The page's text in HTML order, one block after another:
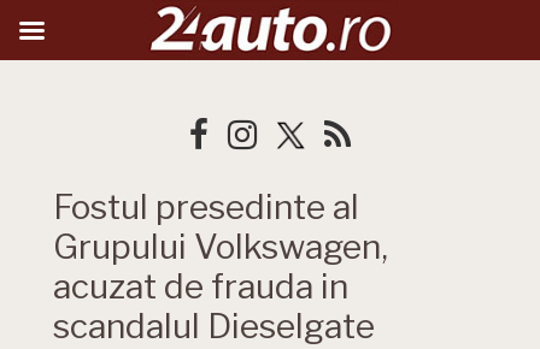
Fostul presedinte al
Grupului Volkswagen,
acuzat de frauda in
scandalul Dieselgate